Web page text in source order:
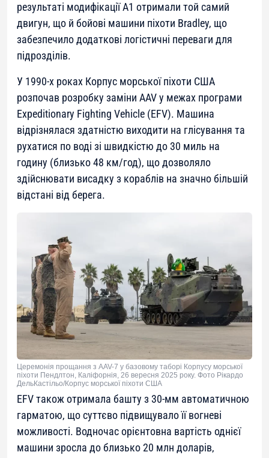
результаті модифікації A1 отримали той самий
двигун, що й бойові машини піхоти Bradley, що
забезпечило додаткові логістичні переваги для
підрозділів.
У 1990-х роках Корпус морської піхоти США
розпочав розробку заміни AAV у межах програми
Expeditionary Fighting Vehicle (EFV). Машина
відрізнялася здатністю виходити на глісування та
рухатися по воді зі швидкістю до 30 миль на
годину (близько 48 км/год), що дозволяло
здійснювати висадку з кораблів на значно більшій
відстані від берега.
Церемонія прощання з AAV-7 у базовому таборі Корпусу морської
піхоти Пендлтон, Каліфорнія, 26 вересня 2025 року. Фото Рікардо
ДельКастільо/Корпус морської піхоти США
EFV також отримала башту з 30-мм автоматичною
гарматою, що суттєво підвищувало її вогневі
можливості. Водночас орієнтовна вартість однієї
машини зросла до близько 20 млн доларів,